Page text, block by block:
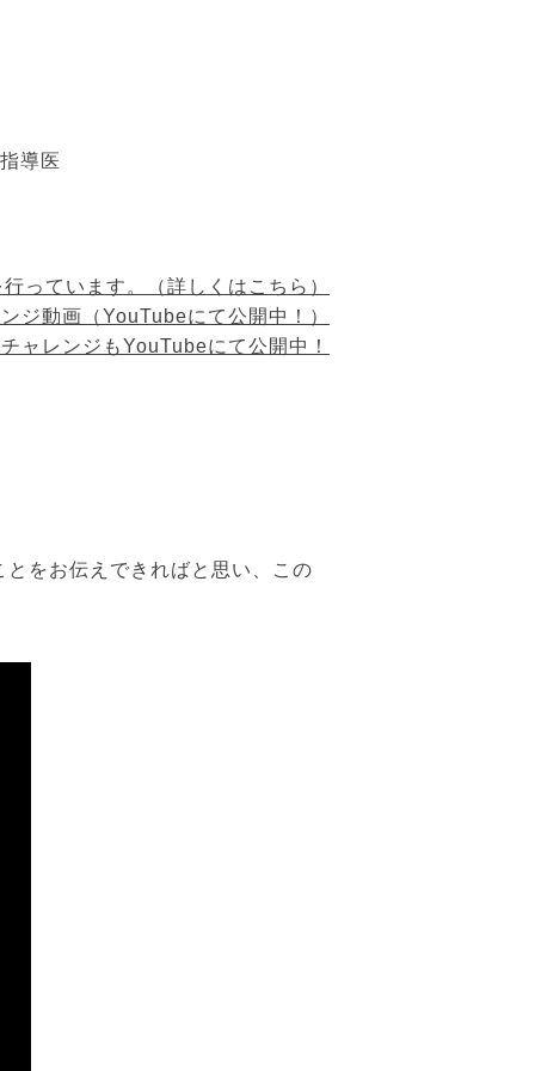
導医
っています。（詳しくはこちら）
ジ動画（YouTubeにて公開中！）
ャレンジもYouTubeにて公開中！
をお伝えできればと思い、この